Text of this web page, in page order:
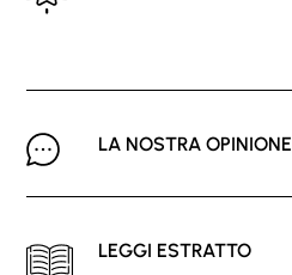
LA NOSTRA OPINIONE
LEGGI ESTRATTO